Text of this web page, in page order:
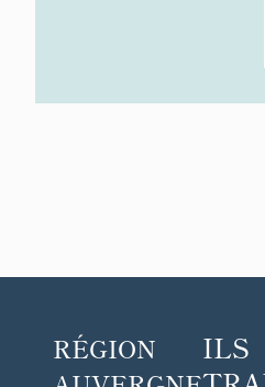
RÉGION
ILS